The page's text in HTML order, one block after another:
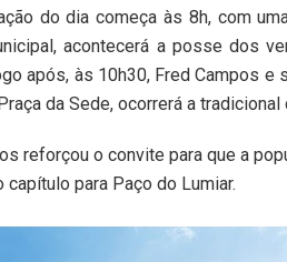
do dia começa às 8h, com
acontecerá a posse dos
após, às 10h30, Fred Campos
da Sede, ocorrerá a
reforçou o convite para que a
capítulo para Paço do Lumiar.